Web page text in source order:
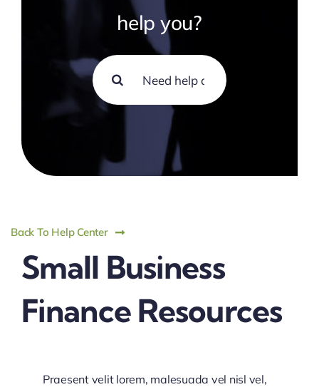
help you?
Search
for:
Back To Help Center
Small Business
Finance Resources
Praesent velit lorem, malesuada vel nisl vel,